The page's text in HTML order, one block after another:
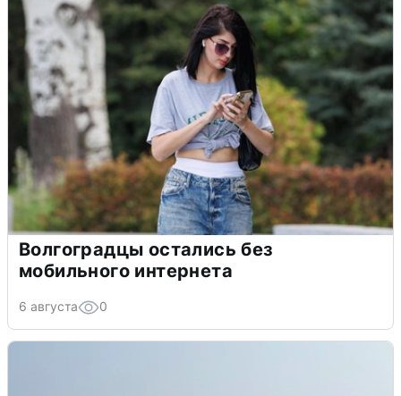
Волгоградцы остались без
мобильного интернета
6 августа 0